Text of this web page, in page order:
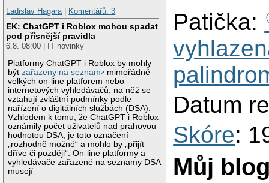
Ladislav Hagara
Komentářů: 3
EK: ChatGPT i Roblox mohou spadat
pod přísnější pravidla
6.8. 08:00 | IT novinky
Platformy ChatGPT i Roblox by mohly
býtzařazeny na seznam
mimořádně
velkých on-line platforem nebo
internetových vyhledávačů, na něž se
vztahují zvláštní podmínky podle
nařízení o digitálních službách (DSA).
Vzhledem k tomu, že ChatGPT i Roblox
oznámily počet uživatelů nad prahovou
hodnotou DSA, je toto označení
„rozhodně možné“ a mohlo by „přijít
dříve či později“. On-line platformy a
vyhledávače zařazené na seznamy DSA
musejí
Patička:
Datum
Skóre:
Můj